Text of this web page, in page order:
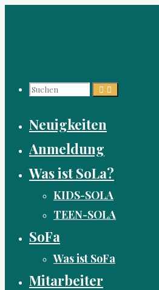
Suchen
nach:
Neuigkeiten
Anmeldung
Was ist SoLa?
KIDS-SOLA
TEEN-SOLA
SoFa
Was ist SoFa
Mitarbeiter